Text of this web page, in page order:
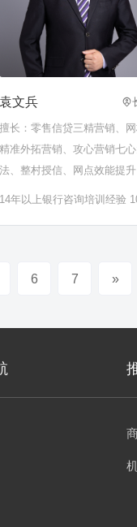
袁文兵
擅长：零售信贷三精营销、
精准外拓营销、攻心营销七
法、整村授信、网点效能提
14年以上银行咨询培训经验
银行长期聘用咨询顾问
6 7 »